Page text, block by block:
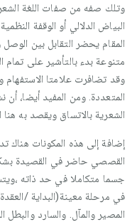
وتلك صفه من صفات اللغة
البياض الدلالي أو الوقفة
المقام يحضر التقابل بين
متنوعة بدء بالتأشير على تمام
وقد تضافرت علامتا الاستفهام
المتعددة. ومن المفيد أيضا، أن
الشعرية بالاتساق ويقصد به هنا
إضافة إلى هذه المكونات هناك
القصصي حاضر في القصيدة بشكل
جسما متكاملا في حد ذاته
في مرحلة معينة(البداية /
المصير والمآل. والسارد والبطل